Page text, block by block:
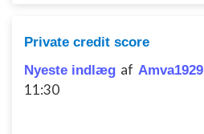
Private credit score
Nyeste indlæg af Amva1929
11:30